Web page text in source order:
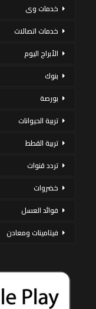
خدمات وى
خدمات اتصالات
الأبراج اليوم
بنوك
بورصة
تربية الحيوانات
تربية القطط
تردد قنوات
خضروات
فوائد العسل
فيتامينات ومعادن